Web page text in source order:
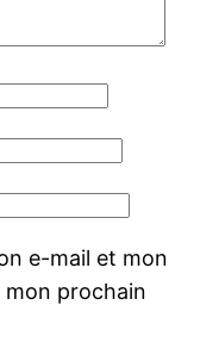
e-mail et mon
mon prochain